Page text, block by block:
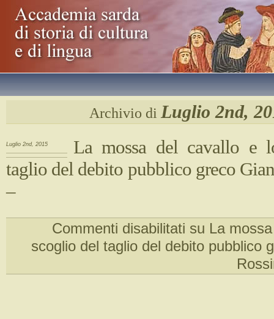
Archivio di Luglio 2nd,
Luglio 2nd, 2015
La mossa del cavallo e
taglio del debito pubblico greco
–
Commenti disabilitati su La
scoglio del taglio del debito pubblico